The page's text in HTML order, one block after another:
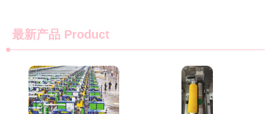
最新产品 Product